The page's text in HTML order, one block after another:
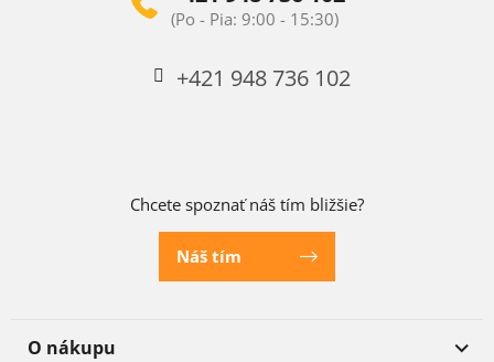
+421 948 736 102
Chcete spoznať náš tím bližšie?
Náš tím
O nákupu